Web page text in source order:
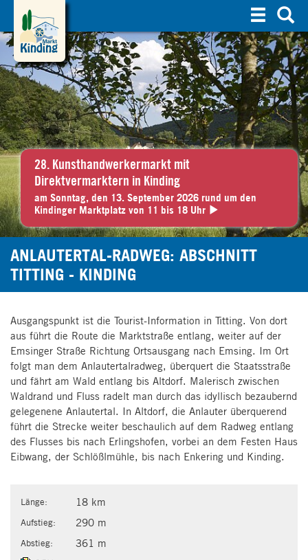
u
c
h
e
28. Kunsthandwerkermarkt mit
Direktvermarktern in Kinding
am Sonntag, den 13. September 2026 rund um den
Kindinger Marktplatz von 11 bis 18 Uhr
ANLAUTERTAL-RADWEG: ABSCHNITT
TITTING - KINDING
Ausgangspunkt ist die Tourist-Information in Titting. Von dort
aus führt die Route die Marktstraße entlang, weiter auf der
Emsinger Straße Richtung Ortsausgang nach Emsing. Im Ort
folgt man dem Anlautertalradweg, überquert die Staatsstraße
und fährt am Wald entlang bis Altdorf. Malerisch zwischen
Waldrand und Fluss radelt man durch das idyllisch bezaubernd
gelegenene Anlautertal. In Altdorf, die Anlauter überquerend
führt die Strecke weiter beschaulich auf dem Radweg entlang
des Flusses bis nach Erlingshofen, vorbei an dem Festen Haus
Eibwang, der Schlößlmühle, bis nach Enkering und Kinding.
Länge: 18 km
Aufstieg: 290 m
Abstieg:
361 m